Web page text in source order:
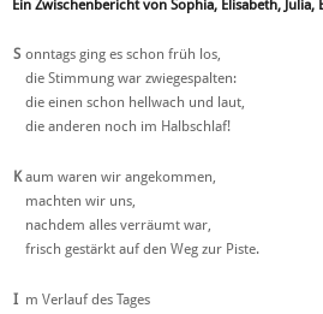
Ein Zwischenbericht von Sophia, Elisabeth,
S onntags ging es schon früh los,
die Stimmung war zwiegespalten:
die einen schon hellwach und laut,
die anderen noch im Halbschlaf!
K aum waren wir angekommen,
machten wir uns,
nachdem alles verräumt war,
frisch gestärkt auf den Weg zur Piste.
I m Verlauf des Tages